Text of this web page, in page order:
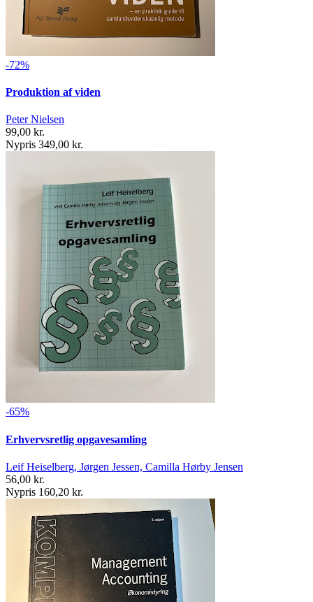
-72%
Produktion af viden
Peter Nielsen
99,00 kr.
Nypris 349,00 kr.
-65%
Erhvervsretlig opgavesamling
Leif Heiselberg, Jørgen Jessen, Camilla Hørby Jensen
56,00 kr.
Nypris 160,20 kr.